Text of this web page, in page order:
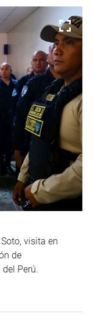
visita en
de
Perú.